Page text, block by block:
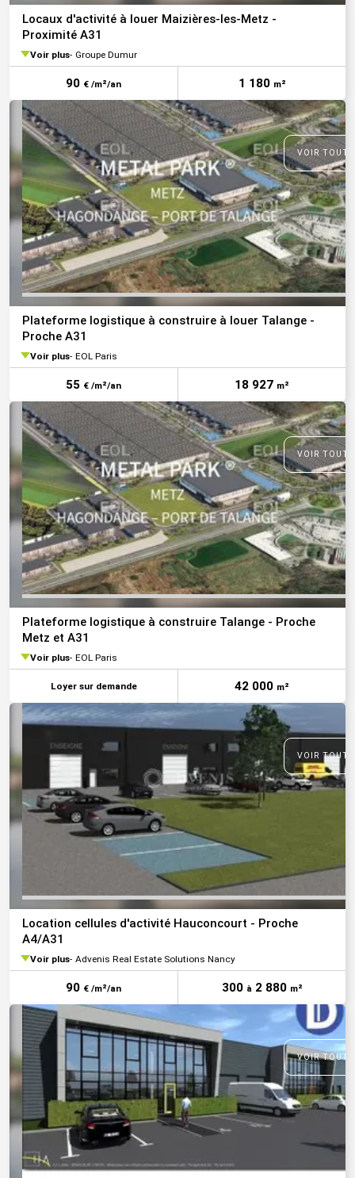
Locaux d'activité à louer Maizières-les-Metz -
Proximité A31
Voir plus Groupe Dumur
90 € /m²/an 1 180 m²
VOIR
Plateforme logistique à construire à louer Talange -
Proche A31
Voir plus EOL Paris
55 € /m²/an 18 927 m²
VOIR
Plateforme logistique à construire Talange - Proche
Metz et A31
Voir plus EOL Paris
Loyer sur demande 42 000 m²
VOIR
Location cellules d'activité Hauconcourt - Proche
A4/A31
Voir plus Advenis Real Estate Solutions Nancy
90 € /m²/an 300 à2 880 m²
VOIR